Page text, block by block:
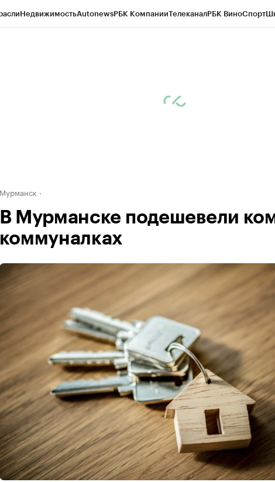
НедвижимостьAutonewsРБК КомпанииТелеканалРБК ВиноСпорт
Мурманск
В Мурманске подешевели
коммуналках